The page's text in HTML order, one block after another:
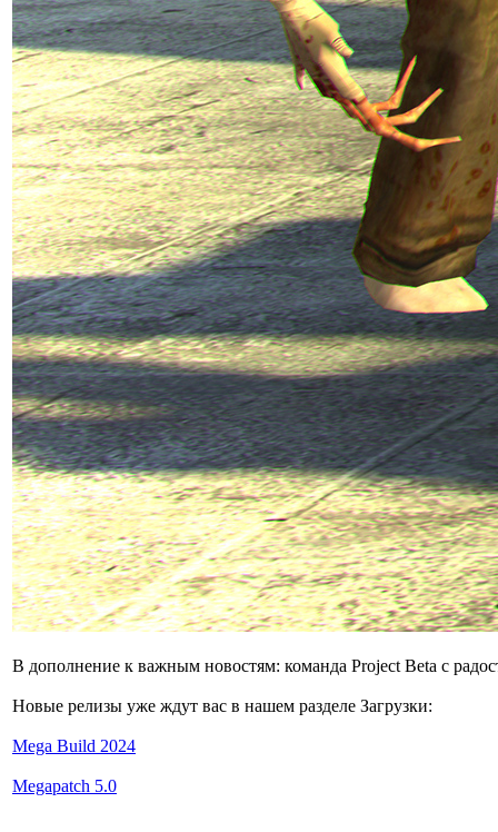
В дополнение к важным новостям: команда Project Beta с
Новые релизы уже ждут вас в нашем разделе Загрузки:
Mega Build 2024
Megapatch 5.0